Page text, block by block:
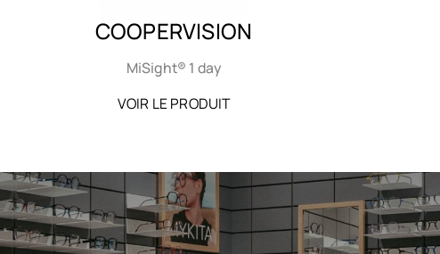
COOPERVISION
MiSight® 1 day
VOIR LE PRODUIT